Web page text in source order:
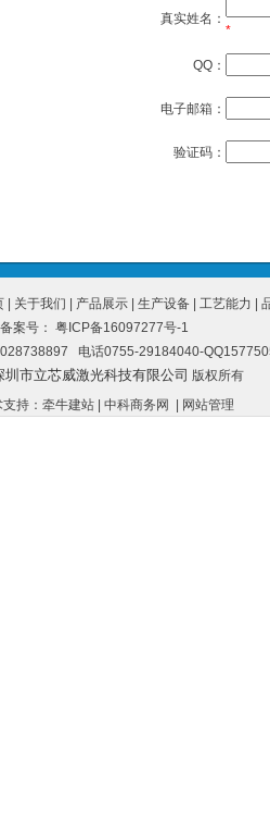
真实姓名：
*
QQ：
电子邮箱：
验证码：
关于我们 产品展示 生产设备 工艺能力
案号： 粤ICP备16097277号-1
电话0755-29184040-
圳市立芯威激光科技有限公司 版权所有
持： 牵牛建站 中科商务网 网站管理